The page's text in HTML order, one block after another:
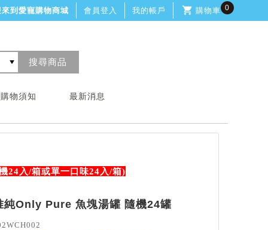
到愛寵購物商城 會員登入 我的帳戶 購物車 0
購物須知 最新消息
24入/箱或單一口味24入/箱)
純Only Pure 魚塊湯罐 隨機24罐